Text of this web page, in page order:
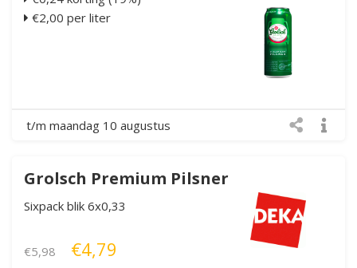
€2,00 per liter
t/m maandag 10 augustus
Grolsch Premium Pilsner
Sixpack blik 6x0,33
€5,98 €4,79